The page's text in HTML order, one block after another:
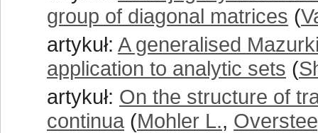
group of diagonal matrices (
artykuł: A generalised
application to analytic sets (
artykuł: On the structure of
continua (Mohler L.,